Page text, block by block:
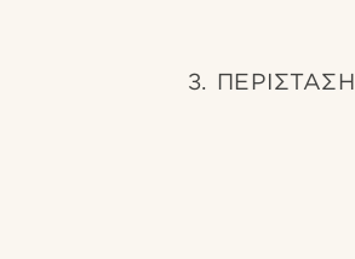
3. ΠΕΡΙΣΤΑΣΗ